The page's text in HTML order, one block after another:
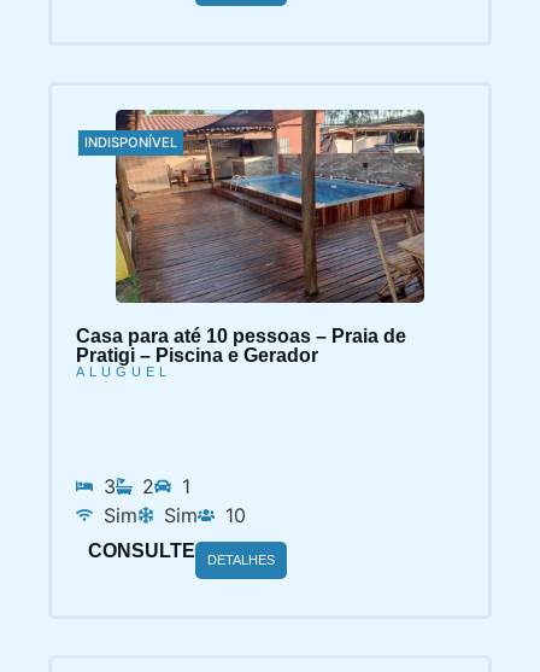
INDISPONÍVEL
Casa para até 10 pessoas – Praia de
Pratigi – Piscina e Gerador
ALUGUEL
3 2
1
Sim
Sim 10
CONSULTE DETALHES